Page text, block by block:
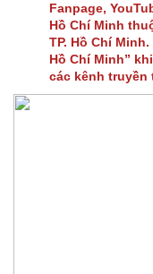
Fanpage,
Hồ Chí Minh
TP. Hồ Chí
Hồ Chí Minh”
các kênh truyền